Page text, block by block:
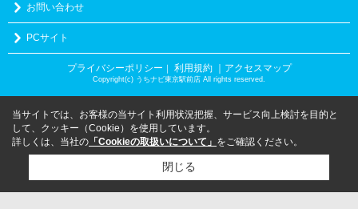
お問い合わせ
PCサイト
プライバシーポリシー ｜ 利用規約 ｜アクセスマップ
Copyright(c) うちナビ東京駅前店 All rights reserved.
当サイトでは、お客様の当サイト利用状況把握、サービス向上検討を目的と
して、クッキー（Cookie）を使用しています。
詳しくは、当社の 「Cookieの取扱いについて」 をご確認ください。
閉じる